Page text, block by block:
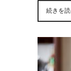
続きを